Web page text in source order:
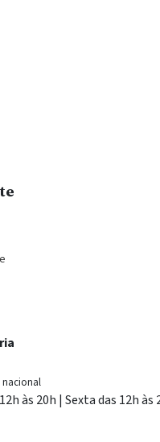
nacional
às 20h | Sexta das 12h às